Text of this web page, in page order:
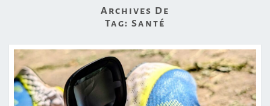
Archives De
Tag: Santé